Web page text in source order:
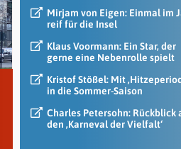
Mirjam von Eigen: Einmal im
reif für die Insel
Klaus Voormann: Ein Star, der
gerne eine Nebenrolle spielt
Kristof Stößel: Mit
in die Sommer-Saison
Charles Petersohn: Rückblick
den ‚Karneval der Vielfalt‘